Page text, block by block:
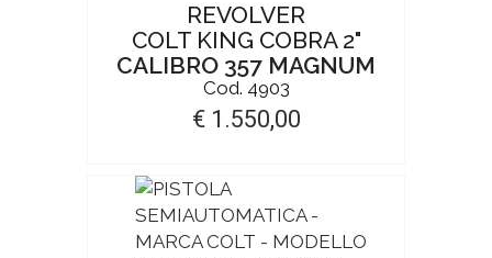
REVOLVER
COLT KING COBRA 2"
CALIBRO 357 MAGNUM
Cod. 4903
€ 1.550,00